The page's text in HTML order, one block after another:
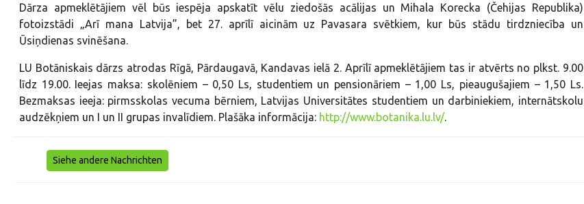
Dārza apmeklētājiem vēl būs iespēja apskatīt vēlu ziedošās acālijas un Mihala Korecka (Čehijas Republika)
fotoizstādi „Arī mana Latvija”, bet 27. aprīlī aicinām uz Pavasara svētkiem, kur būs stādu tirdzniecība un
Ūsiņdienas svinēšana.
LU Botāniskais dārzs atrodas Rīgā, Pārdaugavā, Kandavas ielā 2. Aprīlī apmeklētājiem tas ir atvērts no plkst. 9.00
līdz 19.00. Ieejas maksa: skolēniem – 0,50 Ls, studentiem un pensionāriem – 1,00 Ls, pieaugušajiem – 1,50 Ls.
Bezmaksas ieeja: pirmsskolas vecuma bērniem, Latvijas Universitātes studentiem un darbiniekiem, internātskolu
audzēkņiem un I un II grupas invalīdiem. Plašāka informācija: http://www.botanika.lu.lv/.
Siehe andere Nachrichten